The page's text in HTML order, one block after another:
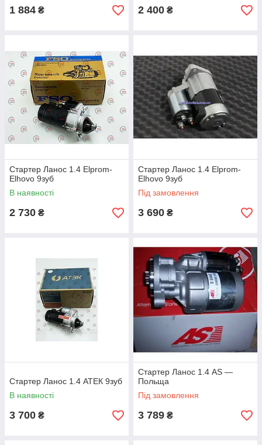
1 884 ₴ 2 400 ₴
Стартер Ланос 1.4 Elprom-
Elhovo 9зуб
В наявності
2 730 ₴
Стартер Ланос 1.4 Elprom-
Elhovo 9зуб
Під замовлення
3 690 ₴
Стартер Ланос 1.4 АТЕК 9зуб
В наявності
3 700 ₴
Стартер Ланос 1.4 AS —
Польща
Під замовлення
3 789 ₴